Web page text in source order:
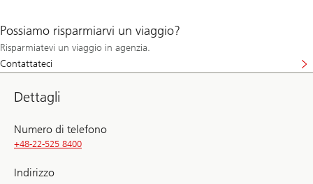
Possiamo risparmiarvi un viaggio?
Risparmiatevi un viaggio in agenzia.
Contattateci
Dettagli
Numero di telefono
+48-22-525 8400
Indirizzo